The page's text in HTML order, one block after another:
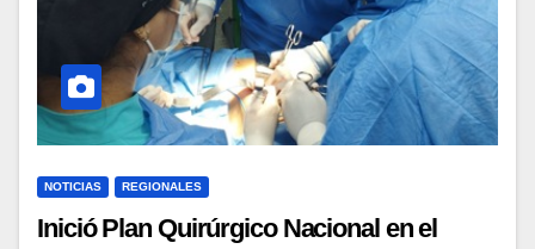
NOTICIAS REGIONALES
Inició Plan Quirúrgico Nacional en el